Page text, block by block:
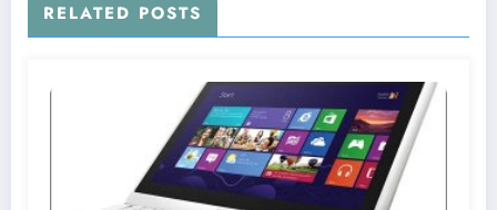
RELATED POSTS